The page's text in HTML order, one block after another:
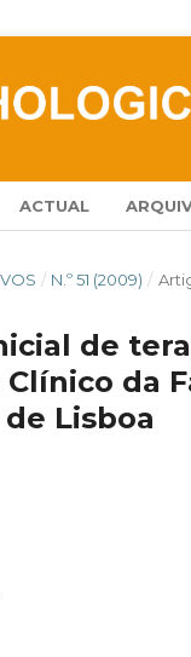
ACTUAL
/ N.º 51 (2009) /
de
da
Lisboa